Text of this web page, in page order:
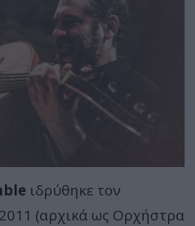
ιδρύθηκε τον
(αρχικά ως Ορχήστρα